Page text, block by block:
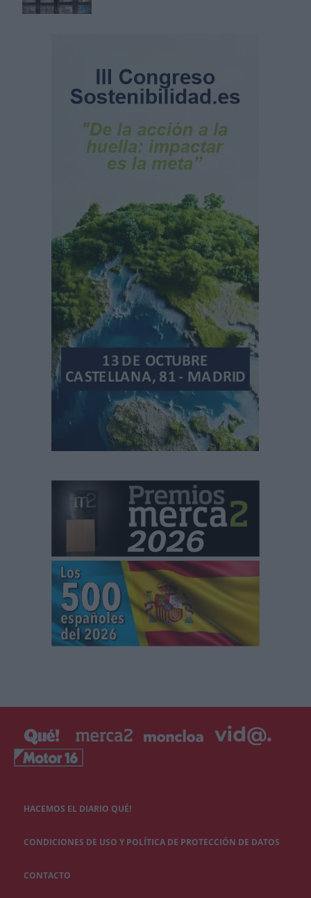
HACEMOS EL DIARIO QUÉ!
CONDICIONES DE USO Y POLÍTICA DE PROTECCIÓN DE DATOS
CONTACTO